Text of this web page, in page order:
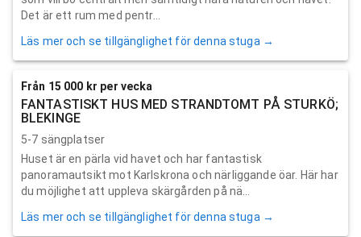
Det är ett rum med pentr...
Läs mer och se tillgänglighet för denna stuga →
Från 15 000 kr per vecka
FANTASTISKT HUS MED STRANDTOMT PÅ STURKÖ;
BLEKINGE
5-7 sängplatser
Huset är en pärla vid havet och har fantastisk
panoramautsikt mot Karlskrona och närliggande öar. Här har
du möjlighet att uppleva skärgården på nä...
Läs mer och se tillgänglighet för denna stuga →